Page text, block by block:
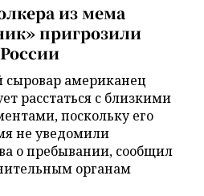
из мема
пригрозили
сыровар американец
расстаться с близкими
поскольку его
не уведомили
о пребывании, сообщил
органам